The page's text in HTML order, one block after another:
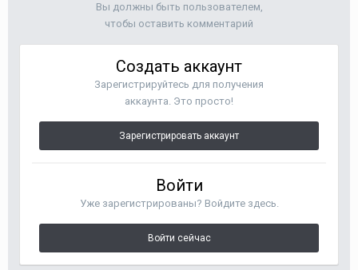
Вы должны быть пользователем,
чтобы оставить комментарий
Создать аккаунт
Зарегистрируйтесь для получения
аккаунта. Это просто!
Зарегистрировать аккаунт
Войти
Уже зарегистрированы? Войдите здесь.
Войти сейчас